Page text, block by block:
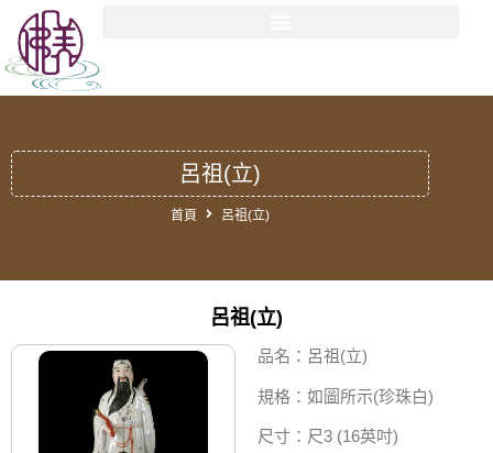
呂祖(立)
首頁 呂祖(立)
呂祖(立)
品名：呂祖(立)
規格：如圖所示(珍珠白)
尺寸：尺3 (16英吋)